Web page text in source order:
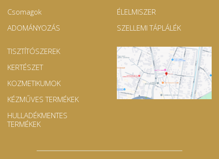
Csomagok
ADOMÁNYOZÁS
ÉLELMISZER
SZELLEMI TÁPLÁLÉK
TISZTÍTÓSZEREK
KERTÉSZET
KOZMETIKUMOK
KÉZMŰVES TERMÉKEK
HULLADÉKMENTES
TERMÉKEK